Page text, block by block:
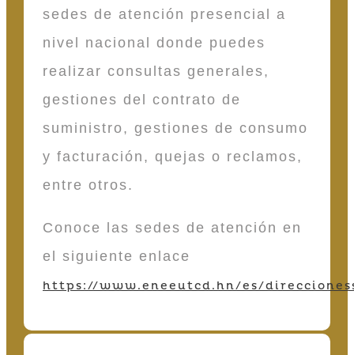
sedes de atención presencial a
nivel nacional donde puedes
realizar consultas generales,
gestiones del contrato de
suministro, gestiones de consumo
y facturación, quejas o reclamos,
entre otros.
Conoce las sedes de atención en
el siguiente enlace
https://www.eneeutcd.hn/es/